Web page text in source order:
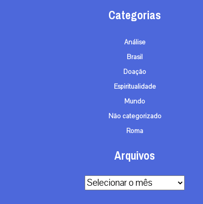
Categorias
Análise
Brasil
Doação
Espiritualidade
Mundo
Não categorizado
Roma
Arquivos
Arquivos